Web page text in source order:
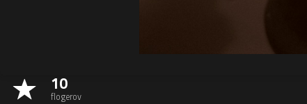
10
flogerov